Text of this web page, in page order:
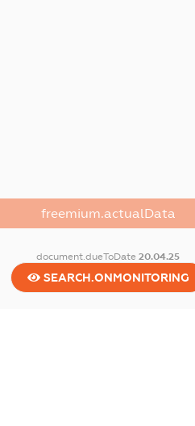
freemium.actualData
document.dueToDate20.04.25
SEARCH.ONMONITORING